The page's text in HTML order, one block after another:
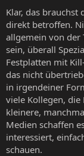
Klar, das brauchst
direkt betroffen.
allgemein von der
sein, überall
Festplatten mit
das nicht
in irgendeiner
viele Kollegen,
kleinere,
Medien schaffen
interessiert,
schauen.